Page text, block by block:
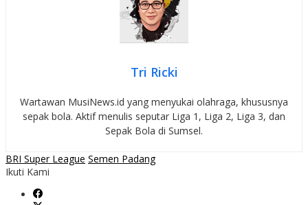
Tri Ricki
Wartawan MusiNews.id yang menyukai olahraga, khususnya
sepak bola. Aktif menulis seputar Liga 1, Liga 2, Liga 3, dan
Sepak Bola di Sumsel.
BRI Super League Semen Padang
Ikuti Kami